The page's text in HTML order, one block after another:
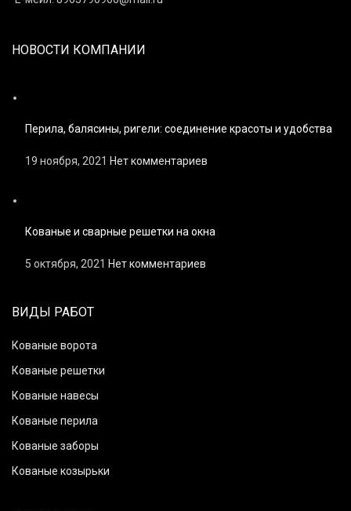
НОВОСТИ КОМПАНИИ
Перила, балясины, ригели: соединение красоты и удобства
19 ноября, 2021 Нет комментариев
Кованые и сварные решетки на окна
5 октября, 2021 Нет комментариев
ВИДЫ РАБОТ
Кованые ворота
Кованые решетки
Кованые навесы
Кованые перила
Кованые заборы
Кованые козырьки